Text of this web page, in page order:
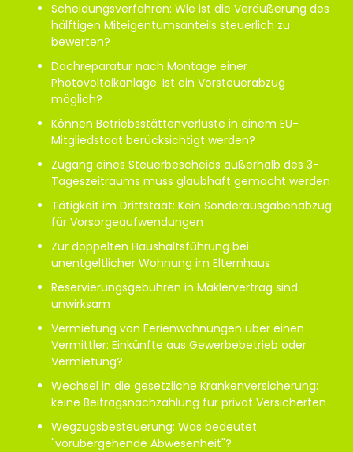
Scheidungsverfahren: Wie ist die Veräußerung des
hälftigen Miteigentumsanteils steuerlich zu
bewerten?
Dachreparatur nach Montage einer
Photovoltaikanlage: Ist ein Vorsteuerabzug
möglich?
Können Betriebsstättenverluste in einem EU-
Mitgliedstaat berücksichtigt werden?
Zugang eines Steuerbescheids außerhalb des 3-
Tageszeitraums muss glaubhaft gemacht werden
Tätigkeit im Drittstaat: Kein Sonderausgabenabzug
für Vorsorgeaufwendungen
Zur doppelten Haushaltsführung bei
unentgeltlicher Wohnung im Elternhaus
Reservierungsgebühren in Maklervertrag sind
unwirksam
Vermietung von Ferienwohnungen über einen
Vermittler: Einkünfte aus Gewerbebetrieb oder
Vermietung?
Wechsel in die gesetzliche Krankenversicherung:
keine Beitragsnachzahlung für privat Versicherten
Wegzugsbesteuerung: Was bedeutet
"vorübergehende Abwesenheit"?